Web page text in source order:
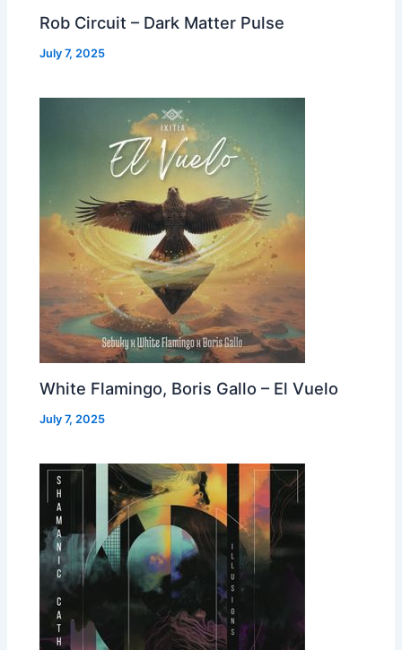
Rob Circuit – Dark Matter Pulse
July 7, 2025
White Flamingo, Boris Gallo – El Vuelo
July 7, 2025